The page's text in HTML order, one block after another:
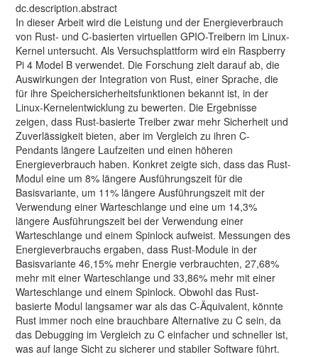
dc.description.abstract
In dieser Arbeit wird die Leistung und der Energieverbrauch
von Rust- und C-basierten virtuellen GPIO-Treibern im Linux-
Kernel untersucht. Als Versuchsplattform wird ein Raspberry
Pi 4 Model B verwendet. Die Forschung zielt darauf ab, die
Auswirkungen der Integration von Rust, einer Sprache, die
für ihre Speichersicherheitsfunktionen bekannt ist, in der
Linux-Kernelentwicklung zu bewerten. Die Ergebnisse
zeigen, dass Rust-basierte Treiber zwar mehr Sicherheit und
Zuverlässigkeit bieten, aber im Vergleich zu ihren C-
Pendants längere Laufzeiten und einen höheren
Energieverbrauch haben. Konkret zeigte sich, dass das Rust-
Modul eine um 8% längere Ausführungszeit für die
Basisvariante, um 11% längere Ausführungszeit mit der
Verwendung einer Warteschlange und eine um 14,3%
längere Ausführungszeit bei der Verwendung einer
Warteschlange und einem Spinlock aufweist. Messungen des
Energieverbrauchs ergaben, dass Rust-Module in der
Basisvariante 46,15% mehr Energie verbrauchten, 27,68%
mehr mit einer Warteschlange und 33,86% mehr mit einer
Warteschlange und einem Spinlock. Obwohl das Rust-
basierte Modul langsamer war als das C-Äquivalent, könnte
Rust immer noch eine brauchbare Alternative zu C sein, da
das Debugging im Vergleich zu C einfacher und schneller ist,
was auf lange Sicht zu sicherer und stabiler Software führt.